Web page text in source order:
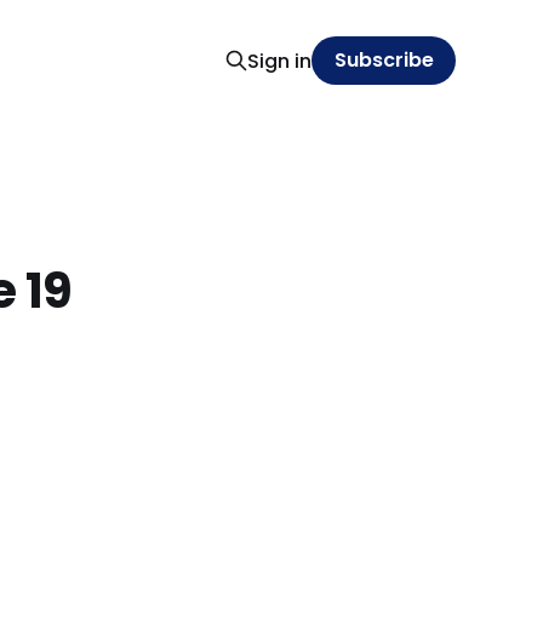
Sign in Subscribe
19